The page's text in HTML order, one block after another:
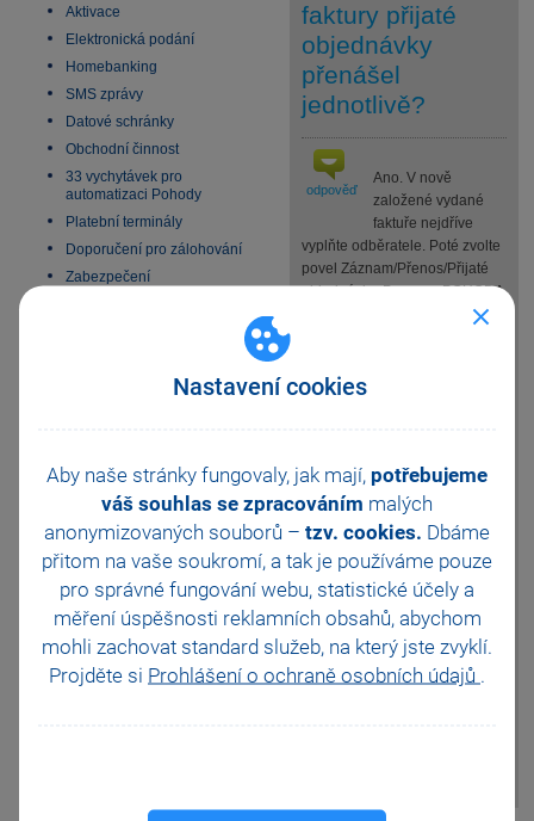
Nastavení cookies
Aby naše stránky fungovaly, jak mají, potřebujeme
váš souhlas se zpracováním malých
anonymizovaných souborů – tzv. cookies. Dbáme
přitom na vaše soukromí, a tak je používáme pouze
pro správné fungování webu, statistické účely a
měření úspěšnosti reklamních obsahů, abychom
mohli zachovat standard služeb, na který jste zvyklí.
Projděte si Prohlášení o ochraně osobních údajů .
Aktivace
Elektronická podání
Homebanking
SMS zprávy
Datové schránky
Obchodní činnost
33 vychytávek pro
automatizaci Pohody
Platební terminály
Doporučení pro zálohování
Zabezpečení
Obecný internetový obchod
faktury přijaté
objednávky
přenášel
jednotlivě?
odpověď
Ano. V nově
založené vydané
faktuře nejdříve
vyplňte odběratele. Poté zvolte
povel Záznam/Přenos/Přijaté
objednávky. Program POHODA
nepřenesené a nevyřízené
vydané faktury přenést, označte
pomocí klávesové zkratky
Alt+X. Následně pomocí
dynamické záložky Moje
označené vyfiltrujte pouze
označené přijaté objednávky a
zvolte povel Přenést vše.
Program POHODA přenese
všechny položky objednávek,
které lze vyskladnit a na